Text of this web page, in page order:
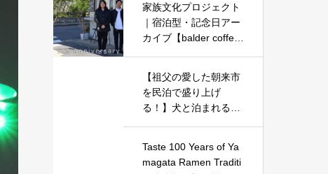
Gem（セントジェ
ム）】誕生
家族文化プロジェクト
｜宿泊型・記念日アー
カイブ【balder coffe
【祖父の愛した朝来市
を民泊で盛り上げ
る！】犬と泊まれる
Taste 100 Years of Ya
magata Ramen Traditi